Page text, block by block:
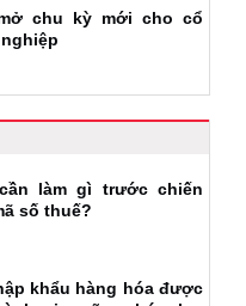
chu kỳ mới cho cổ
làm gì trước chiến
số thuế?
khẩu hàng hóa được